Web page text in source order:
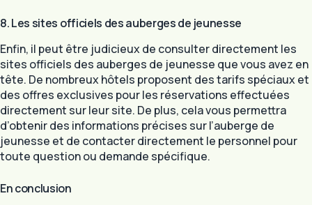
8. Les sites officiels des auberges de jeunesse
Enfin, il peut être judicieux de consulter directement les
sites officiels des auberges de jeunesse que vous avez en
tête. De nombreux hôtels proposent des tarifs spéciaux et
des offres exclusives pour les réservations effectuées
directement sur leur site. De plus, cela vous permettra
d’obtenir des informations précises sur l’auberge de
jeunesse et de contacter directement le personnel pour
toute question ou demande spécifique.
En conclusion